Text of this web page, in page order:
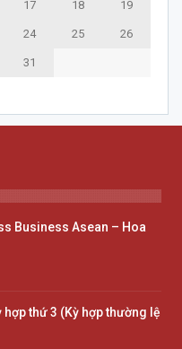
17 18 19
24 25 26
31
Business Asean – Hoa
hợp thứ 3 (Kỳ hợp thường lệ